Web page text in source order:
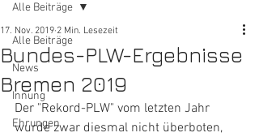
Alle Beiträge
News
Innung
Ehrungen
Alle Beiträge
Bundes-PLW-Ergebnisse
Bremen 2019
17. Nov. 2019 2 Min. Lesezeit
Der "Rekord-PLW" vom letzten Jahr
wurde zwar diesmal nicht überboten,